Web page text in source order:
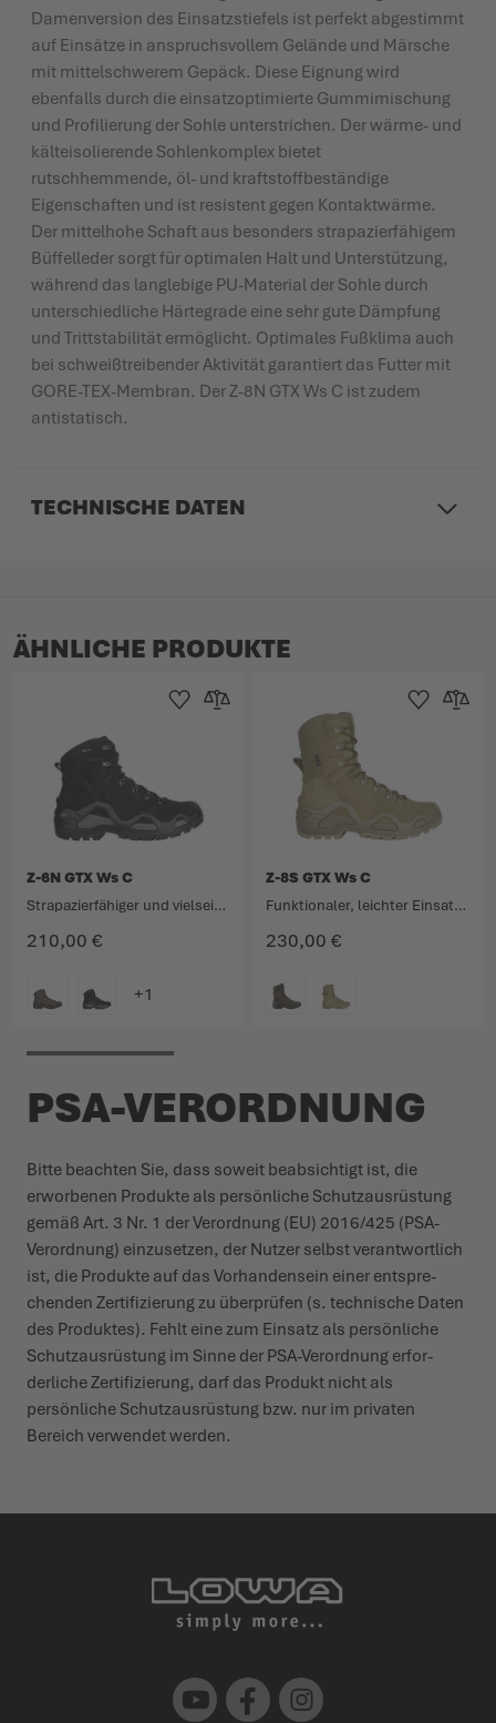
Damenversion des Einsatzstiefels ist perfekt abgestimmt
auf Einsätze in anspruchsvollem Gelände und Märsche
mit mittelschwerem Gepäck. Diese Eignung wird
ebenfalls durch die einsatzoptimierte Gummimischung
und Profilierung der Sohle unterstrichen. Der wärme- und
kälteisolierende Sohlenkomplex bietet
rutschhemmende, öl- und kraftstoffbeständige
Eigenschaften und ist resistent gegen Kontaktwärme.
Der mittelhohe Schaft aus besonders strapazierfähigem
Büffelleder sorgt für optimalen Halt und Unterstützung,
während das langlebige PU-Material der Sohle durch
unterschiedliche Härtegrade eine sehr gute Dämpfung
und Trittstabilität ermöglicht. Optimales Fußklima auch
bei schweißtreibender Aktivität garantiert das Futter mit
GORE-TEX-Membran. Der Z-8N GTX Ws C ist zudem
antistatisch.
TECHNISCHE DATEN
ÄHNLICHE PRODUKTE
210,00 €
Z-6N GTX Ws C
Strapazierfähiger und vielseitiger Einsatzstiefel.
Zur Wunschliste hinzufügen
Zur Vergleichsliste hinzufügen
230,00 €
Z-8S GTX Ws C
Funktionaler, leichter Einsatzstiefel mit erhöhtem Schaft.
Zur Zur
PSA-VERORDNUNG
Bitte beachten Sie, dass soweit beab­sichtigt ist, die
erworbenen Produkte als persönliche Schutz­aus­rüstung
gemäß Art. 3 Nr. 1 der Verordnung (EU) 2016/425 (PSA-
Verordnung) einzu­setzen, der Nutzer selbst verant­wortlich
ist, die Produkte auf das Vorhan­densein einer entspre­
chenden Zerti­fi­zierung zu über­prüfen (s. tech­nische Daten
des Produktes). Fehlt eine zum Einsatz als persönliche
Schutz­aus­rüstung im Sinne der PSA-Verordnung erfor­
derliche Zerti­fi­zierung, darf das Produkt nicht als
persönliche Schutz­aus­rüstung bzw. nur im privaten
Bereich verwendet werden.
Youtube Facebook Instagram